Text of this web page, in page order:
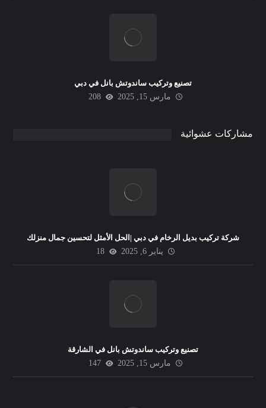
تصنيع وتركيب ساندوتش بانل في دبي
مارس 15, 2025
208
مشاركات عشوائية
شركة تركيب بديل الرخام في دبي |الحل الأمثل لتحسين جمال منزلك
يناير 6, 2025
18
تصنيع وتركيب ساندوتش بانل في الشارقة
مارس 15, 2025
147